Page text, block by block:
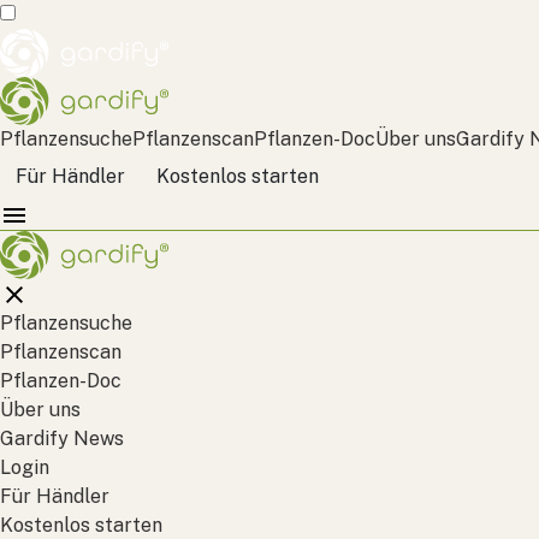
PflanzensuchePflanzenscanPflanzen-DocÜber unsGardify
Für Händler
Kostenlos starten
Pflanzensuche
Pflanzenscan
Pflanzen-Doc
Über uns
Gardify News
Login
Für Händler
Kostenlos starten